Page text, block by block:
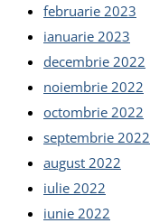
februarie 2023
ianuarie 2023
decembrie 2022
noiembrie 2022
octombrie 2022
septembrie 2022
august 2022
iulie 2022
iunie 2022